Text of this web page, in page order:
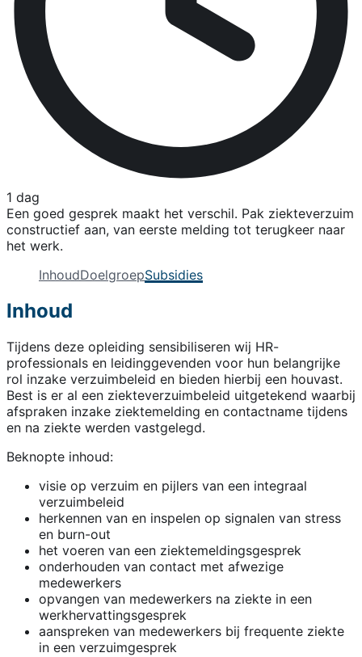
1 dag
Een goed gesprek maakt het verschil. Pak ziekteverzuim
constructief aan, van eerste melding tot terugkeer naar
het werk.
InhoudDoelgroepSubsidies
Inhoud
Tijdens deze opleiding sensibiliseren wij HR-
professionals en leidinggevenden voor hun belangrijke
rol inzake verzuimbeleid en bieden hierbij een houvast.
Best is er al een ziekteverzuimbeleid uitgetekend waarbij
afspraken inzake ziektemelding en contactname tijdens
en na ziekte werden vastgelegd.
Beknopte inhoud:
visie op verzuim en pijlers van een integraal
verzuimbeleid
herkennen van en inspelen op signalen van stress
en burn-out
het voeren van een ziektemeldingsgesprek
onderhouden van contact met afwezige
medewerkers
opvangen van medewerkers na ziekte in een
werkhervattingsgesprek
aanspreken van medewerkers bij frequente ziekte
in een verzuimgesprek